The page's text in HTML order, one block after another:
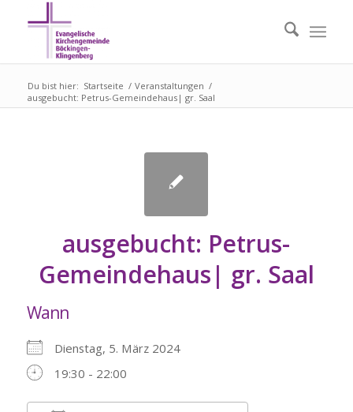
Du bist hier: Startseite / Veranstaltungen /
ausgebucht: Petrus-Gemeindehaus| gr. Saal
ausgebucht: Petrus-
Gemeindehaus| gr. Saal
Wann
Dienstag, 5. März 2024
19:30 - 22:00